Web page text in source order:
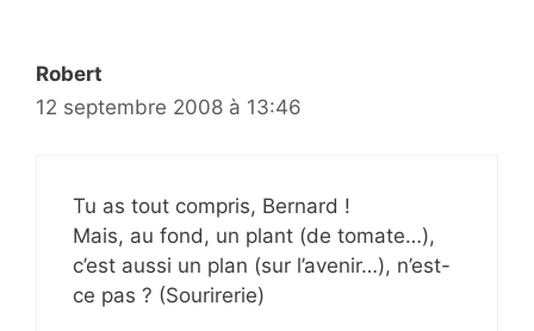
Robert
12 septembre 2008 à 13:46
Tu as tout compris, Bernard !
Mais, au fond, un plant (de tomate…),
c’est aussi un plan (sur l’avenir…), n’est-
ce pas ? (Sourirerie)